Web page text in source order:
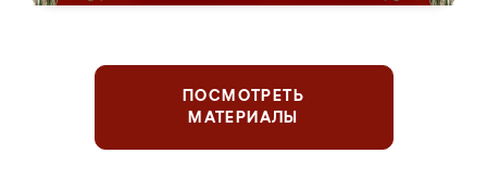
ПОСМОТРЕТЬ
МАТЕРИАЛЫ